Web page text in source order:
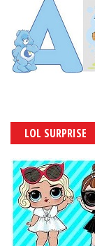
LOL SURPRISE